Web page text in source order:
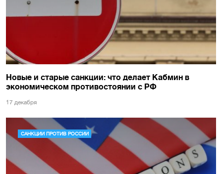
Новые и старые санкции: что делает Кабмин в
экономическом противостоянии с РФ
17 декабря
САНКЦИИ ПРОТИВ РОССИИ